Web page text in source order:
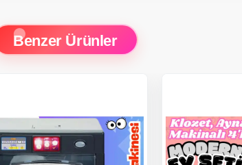
Benzer Ürünler